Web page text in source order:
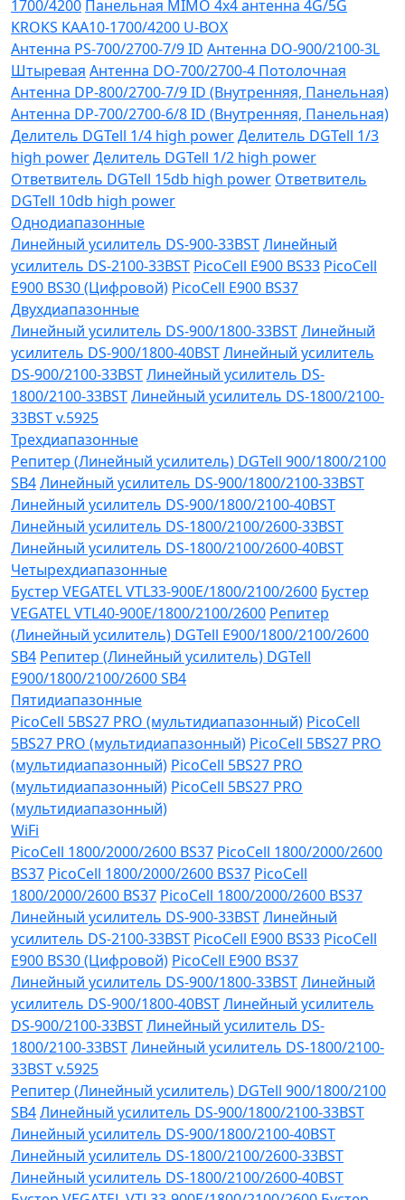
1700/4200 Панельная MIMO 4x4 антенна 4G/5G
KROKS KAA10-1700/4200 U-BOX
Антенна PS-700/2700-7/9 ID Антенна DO-900/2100-3L
Штыревая Антенна DO-700/2700-4 Потолочная
Антенна DP-800/2700-7/9 ID (Внутренняя, Панельная)
Антенна DP-700/2700-6/8 ID (Внутренняя, Панельная)
Делитель DGTell 1/4 high powerДелитель DGTell 1/3
high powerДелитель DGTell 1/2 high power
Ответвитель DGTell 15db high power Ответвитель
DGTell 10db high power
Однодиапазонные
Линейный усилитель DS-900-33BSTЛинейный
усилитель DS-2100-33BST PicoCell E900 BS33 PicoCell
E900 BS30 (Цифровой) PicoCell E900 BS37
Двухдиапазонные
Линейный усилитель DS-900/1800-33BSTЛинейный
усилитель DS-900/1800-40BSTЛинейный усилитель
DS-900/2100-33BSTЛинейный усилитель DS-
1800/2100-33BSTЛинейный усилитель DS-1800/2100-
33BST v.5925
Трехдиапазонные
Репитер (Линейный усилитель) DGTell 900/1800/2100
SB4Линейный усилитель DS-900/1800/2100-33BST
Линейный усилитель DS-900/1800/2100-40BST
Линейный усилитель DS-1800/2100/2600-33BST
Линейный усилитель DS-1800/2100/2600-40BST
Четырехдиапазонные
Бустер VEGATEL VTL33-900E/1800/2100/2600 Бустер
VEGATEL VTL40-900E/1800/2100/2600 Репитер
(Линейный усилитель) DGTell Е900/1800/2100/2600
SB4 Репитер (Линейный усилитель) DGTell
Е900/1800/2100/2600 SB4
Пятидиапазонные
PicoCell 5BS27 PRO (мультидиапазонный) PicoCell
5BS27 PRO (мультидиапазонный) PicoCell 5BS27 PRO
(мультидиапазонный) PicoCell 5BS27 PRO
(мультидиапазонный) PicoCell 5BS27 PRO
(мультидиапазонный)
WiFi
PicoCell 1800/2000/2600 BS37 PicoCell 1800/2000/2600
BS37 PicoCell 1800/2000/2600 BS37 PicoCell
1800/2000/2600 BS37 PicoCell 1800/2000/2600 BS37
Линейный усилитель DS-900-33BSTЛинейный
усилитель DS-2100-33BST PicoCell E900 BS33 PicoCell
E900 BS30 (Цифровой) PicoCell E900 BS37
Линейный усилитель DS-900/1800-33BSTЛинейный
усилитель DS-900/1800-40BSTЛинейный усилитель
DS-900/2100-33BSTЛинейный усилитель DS-
1800/2100-33BSTЛинейный усилитель DS-1800/2100-
33BST v.5925
Репитер (Линейный усилитель) DGTell 900/1800/2100
SB4Линейный усилитель DS-900/1800/2100-33BST
Линейный усилитель DS-900/1800/2100-40BST
Линейный усилитель DS-1800/2100/2600-33BST
Линейный усилитель DS-1800/2100/2600-40BST